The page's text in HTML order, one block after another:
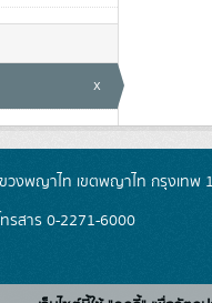
x
วงพญาไท เขตพญาไท กรุงเทพ
รสาร 0-2271-6000